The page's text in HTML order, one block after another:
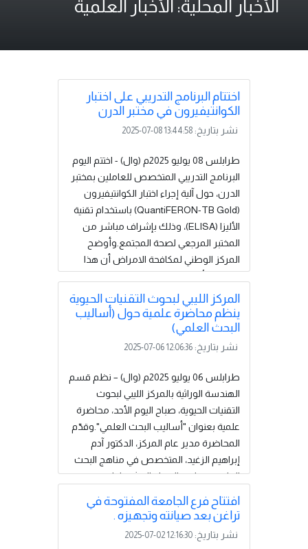
الأخبار المحلية: الأخبار العلمية
اختتام البرنامج التدريبي على اختبار
الكوانتيفيرون في مختبر الدرن
نشر بتاريخ:2025-07-08 13:44:58
طرابلس 08 يوليو 2025م (وال) - اختتم اليوم
البرنامج التدريبي المتخصص للعاملين بمختبر
الدرن، حول آلية إجراء اختبار الكوانتيفيرون
(QuantiFERON-TB Gold) باستخدام تقنية
الأليزا (ELISA)، وذلك بإشراف مباشر من
المختبر المرجعي لصحة المجتمع.وأوضح
المركز الوطني لمكافحة الامراض أن هذا
التشخيصية للمختبرات الوطنية، ومواكبة
التطورات المتنوعة في الكشف عن العدوى
الكامنة بميكروب الدرن (السل)، حيث يُعد
اختبار الكوانتيفيرون أحد الأدوات الدقيقة
هذا البرنامج في التمهيد لتفعيل هذا...
إقرأ المزيد
المركز الليبي لبحوث التقنيات الحيوية
ينظم محاضرة علمية حول (أساليب
البحث العلمي)
نشر بتاريخ:2025-07-06 12:06:36
طرابلس 06 يوليو 2025م (وال) – نظم قسم
الهندسة الوراثية بالمركز الليبي لبحوث
التقنيات الحيوية، صباح اليوم الأحد، محاضرة
علمية بعنوان "أساليب البحث العلمي".وقدّم
المحاضرة مدير عام المركز، الدكتور آدم
إبراهيم الزغيد، المتخصص في مناهج البحث
العلمي وتطوير العمل البحثي داخل
خطوات إعداد البحث العلمي بشكل منهجي،
بدءًا من تحديد المشكلة وصياغة الفرضيات
بوضوح، وصولًا إلى اختيار أدوات التحليل
افتتاح فرع الجامعة المفتوحة في
تراغن بعد صيانته وتجهيزه .
نشر بتاريخ:2025-07-02 12:16:30